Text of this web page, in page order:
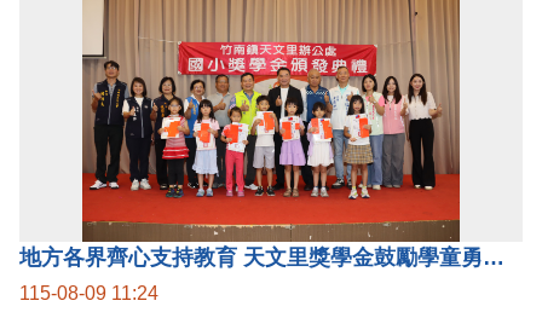
地方各界齊心支持教育 天文里獎學金鼓勵學童勇敢追夢
115-08-09 11:24